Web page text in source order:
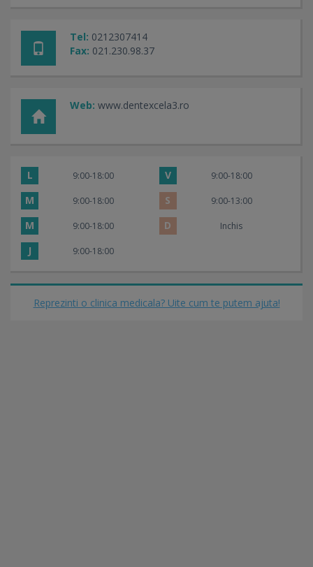
Tel: 0212307414
Fax: 021.230.98.37
Web: www.dentexcela3.ro
L 9:00-18:00 V 9:00-18:00
M 9:00-18:00 S 9:00-13:00
M 9:00-18:00 D Inchis
J 9:00-18:00
Reprezinti o clinica medicala? Uite cum te putem ajuta!